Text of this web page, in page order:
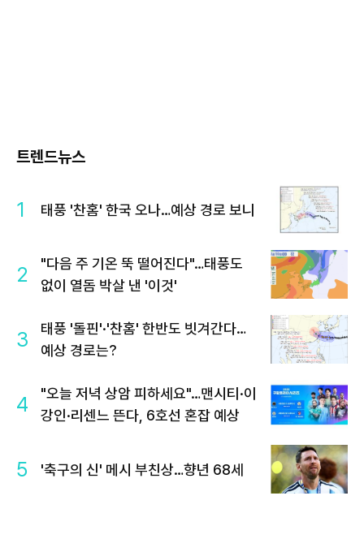
트렌드뉴스
1 태풍 '찬홈' 한국 오나…예상 경로 보니
2
"다음 주 기온 뚝 떨어진다"…태풍도
없이 열돔 박살 낸 '이것'
3
태풍 '돌핀'·'찬홈' 한반도 빗겨간다…
예상 경로는?
4
"오늘 저녁 상암 피하세요"…맨시티·이
강인·리센느 뜬다, 6호선 혼잡 예상
5 '축구의 신' 메시 부친상…향년 68세